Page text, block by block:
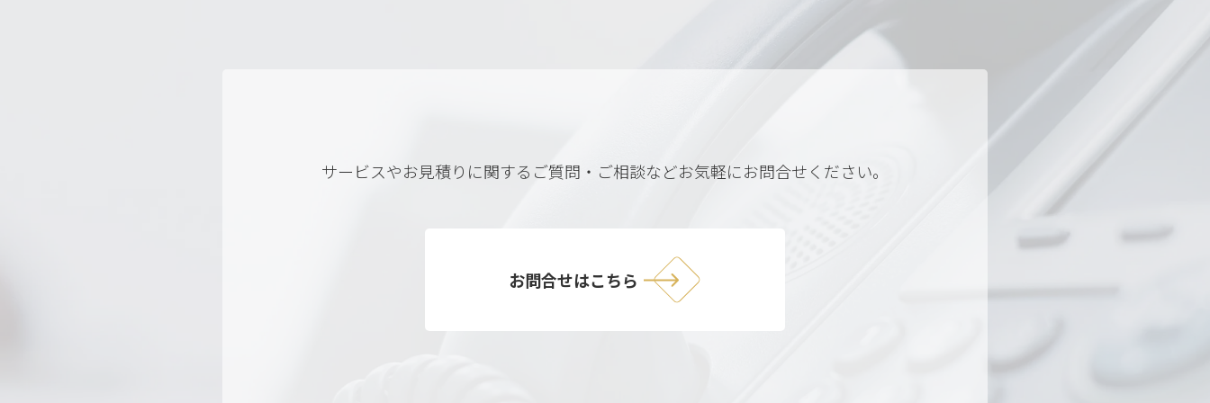
サービスやお見積りに関するご質問・ご相談などお気軽にお問合せください。
お問合せはこちら